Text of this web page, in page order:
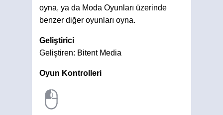
oyna, ya da Moda Oyunları üzerinde
benzer diğer oyunları oyna.
Geliştirici
Geliştiren: Bitent Media
Oyun Kontrolleri